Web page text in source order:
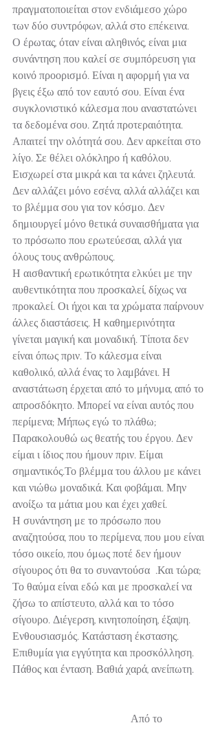
πραγματοποιείται στον ενδιάμεσο χώρο
των δύο συντρόφων, αλλά στο επέκεινα.
Ο έρωτας, όταν είναι αληθινός, είναι μια
συνάντηση που καλεί σε συμπόρευση για
κοινό προορισμό. Είναι η αφορμή για να
βγεις έξω από τον εαυτό σου. Είναι ένα
συγκλονιστικό κάλεσμα που αναστατώνει
τα δεδομένα σου. Ζητά προτεραιότητα.
Απαιτεί την ολότητά σου. Δεν αρκείται στο
λίγο. Σε θέλει ολόκληρο ή καθόλου.
Εισχωρεί στα μικρά και τα κάνει ζηλευτά.
Δεν αλλάζει μόνο εσένα, αλλά αλλάζει και
το βλέμμα σου για τον κόσμο. Δεν
δημιουργεί μόνο θετικά συναισθήματα για
το πρόσωπο που ερωτεύεσαι, αλλά για
όλους τους ανθρώπους.
Η αισθαντική ερωτικότητα ελκύει με την
αυθεντικότητα που προσκαλεί, δίχως να
προκαλεί. Οι ήχοι και τα χρώματα παίρνουν
άλλες διαστάσεις. Η καθημερινότητα
γίνεται μαγική και μοναδική. Τίποτα δεν
είναι όπως πριν. Το κάλεσμα είναι
καθολικό, αλλά ένας το λαμβάνει. Η
αναστάτωση έρχεται από το μήνυμα, από το
απροσδόκητο. Μπορεί να είναι αυτός που
περίμενα; Μήπως εγώ το πλάθω;
Παρακολουθώ ως θεατής του έργου. Δεν
είμαι ι ίδιος που ήμουν πριν. Είμαι
σημαντικός.Το βλέμμα του άλλου με κάνει
και νιώθω μοναδικά. Και φοβάμαι. Μην
ανοίξω τα μάτια μου και έχει χαθεί.
Η συνάντηση με το πρόσωπο που
αναζητούσα, που το περίμενα, που μου είναι
τόσο οικείο, που όμως ποτέ δεν ήμουν
σίγουρος ότι θα το συναντούσα  .Και τώρα;
Το θαύμα είναι εδώ και με προσκαλεί να
ζήσω το απίστευτο, αλλά και το τόσο
σίγουρο. Διέγερση, κινητοποίηση, έξαψη.
Ενθουσιασμός. Κατάσταση έκστασης.
Επιθυμία για εγγύτητα και προσκόλληση.
Πάθος και ένταση. Βαθιά χαρά, ανείπωτη.
                                           Από το